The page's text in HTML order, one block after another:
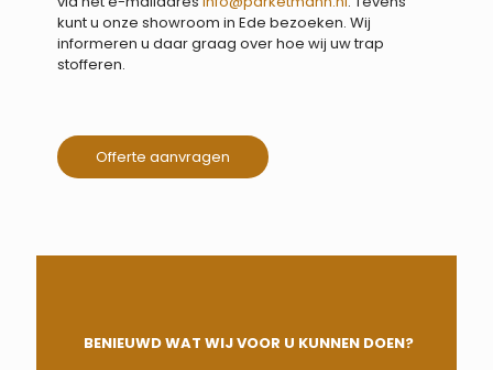
kunt u onze showroom in Ede bezoeken. Wij
informeren u daar graag over hoe wij uw trap
stofferen.
Offerte aanvragen
BENIEUWD WAT WIJ VOOR U KUNNEN DOEN?